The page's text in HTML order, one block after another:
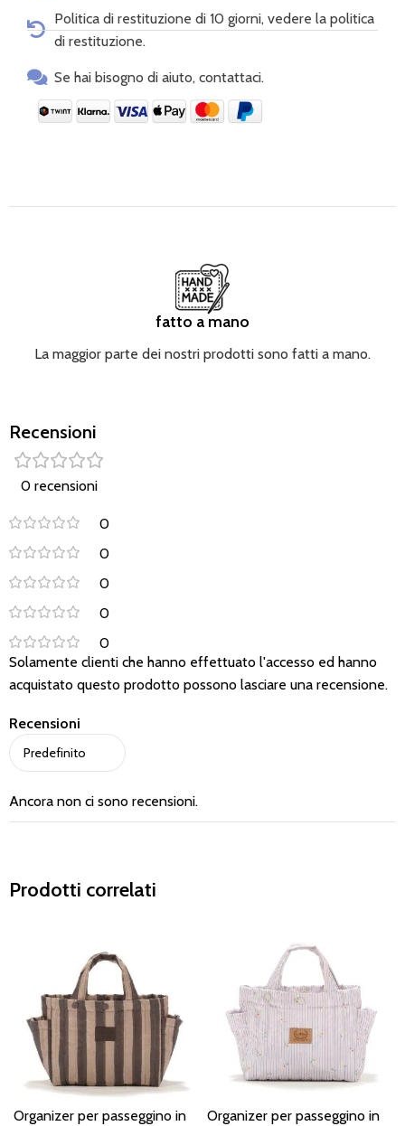
keine Angst vor unerwarteten Abenteuern im Regen
hat. Magnetverschluss oben verhindert das Herausfallen
Griffen aus einem elastischen Spezialmaterial
ausgestattet, das ein Abrutschen des Organizers vom
Kinderwagengriff verhindert. Sie können auch einen
Politica di restituzione di 10 giorni, vedere la politica
di restituzione.
Se hai bisogno di aiuto, contattaci.
fatto a mano
La maggior parte dei nostri prodotti sono fatti a mano.
Recensioni
0 recensioni
0
0
0
0
0
Recensioni
Ancora non ci sono recensioni.
Solamente clienti che hanno effettuato l'accesso ed hanno
acquistato questo prodotto possono lasciare una recensione.
Prodotti correlati
Organizer per passeggino in
Organizer per passeggino in